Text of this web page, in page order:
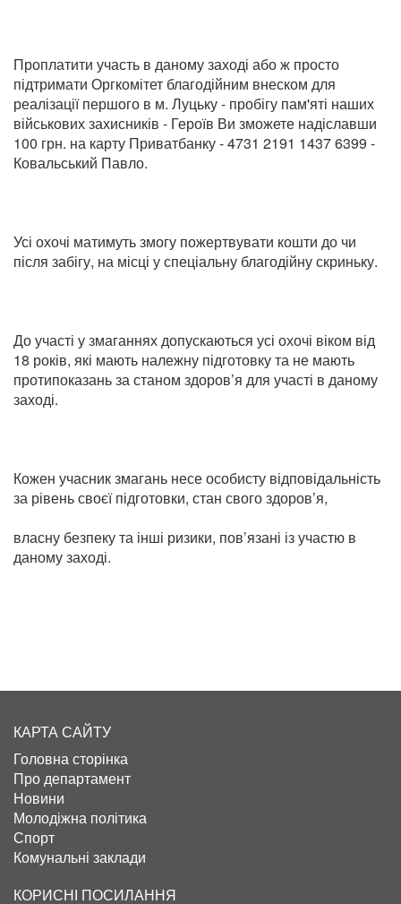
Проплатити участь в даному заході або ж просто
підтримати Оргкомітет благодійним внеском для
реалізації першого в м. Луцьку - пробігу пам'яті наших
військових захисників - Героїв Ви зможете надіславши
100 грн. на карту Приватбанку - 4731 2191 1437 6399 -
Ковальський Павло.
Усі охочі матимуть змогу пожертвувати кошти до чи
після забігу, на місці у спеціальну благодійну скриньку.
До участі у змаганнях допускаються усі охочі віком від
18 років, які мають належну підготовку та не мають
протипоказань за станом здоров’я для участі в даному
заході.
Кожен учасник змагань несе особисту відповідальність
за рівень своєї підготовки, стан свого здоров’я,
власну безпеку та інші ризики, пов’язані із участю в
даному заході.
КАРТА САЙТУ
Головна сторінка
Про департамент
Новини
Молодіжна політика
Спорт
Комунальні заклади
КОРИСНІ ПОСИЛАННЯ